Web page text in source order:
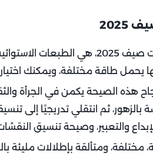
من أبرز النقشات التي تصدرت صيف
يحمل طاقة مختلفة، ويمكنك
نجاح هذه الصيحة يكمن في الجرأة
ثم انتقلي تدريجيًا إلى
والتعبير، وصيحة تنسيق
جريئة، مختلفة، ومتألقة